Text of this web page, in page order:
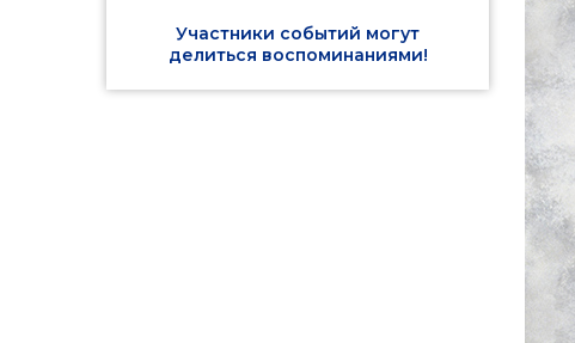
Участники событий могут
делиться воспоминаниями!